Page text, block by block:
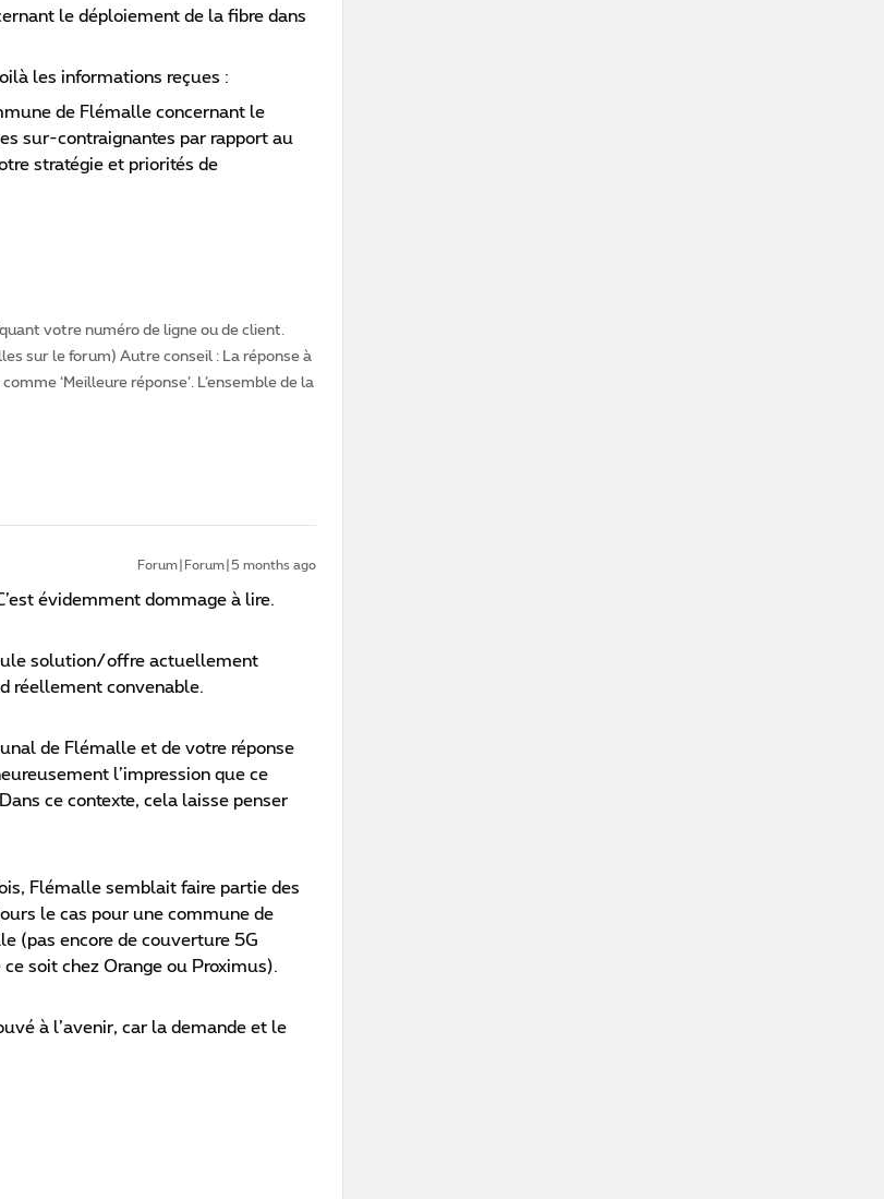
le déploiement de la fibre dans
les informations reçues :
de Flémalle concernant le
sur-contraignantes par rapport au
stratégie et priorités de
votre numéro de ligne ou de client.
sur le forum) Autre conseil : La réponse à
‘Meilleure réponse’. L’ensemble de la
Forum|Forum|5 months ago
évidemment dommage à lire.
solution/offre actuellement
réellement convenable.
de Flémalle et de votre réponse
l’impression que ce
ce contexte, cela laisse penser
Flémalle semblait faire partie des
le cas pour une commune de
(pas encore de couverture 5G
soit chez Orange ou Proximus).
à l’avenir, car la demande et le